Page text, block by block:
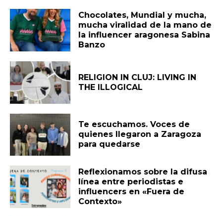
Chocolates, Mundial y mucha,
mucha viralidad de la mano de
la influencer aragonesa Sabina
Banzo
RELIGION IN CLUJ: LIVING IN
THE ILLOGICAL
Te escuchamos. Voces de
quienes llegaron a Zaragoza
para quedarse
Reflexionamos sobre la difusa
línea entre periodistas e
influencers en «Fuera de
Contexto»